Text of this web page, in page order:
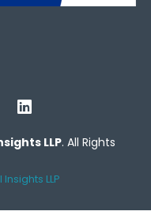
LLP. All Rights
LLP